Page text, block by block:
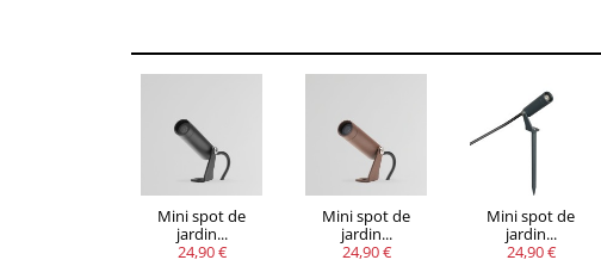
Mini spot de
jardin...
24,90 €
Mini spot de
jardin...
24,90 €
Mini spot de
jardin...
24,90 €